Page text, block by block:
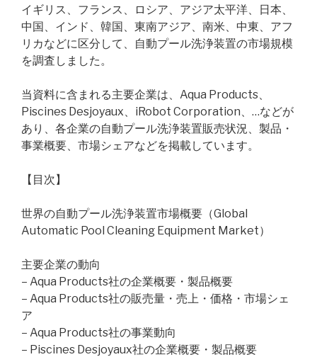
イギリス、フランス、ロシア、アジア太平洋、日本、
中国、インド、韓国、東南アジア、南米、中東、アフ
リカなどに区分して、自動プール洗浄装置の市場規模
を調査しました。
当資料に含まれる主要企業は、Aqua Products、
Piscines Desjoyaux、iRobot Corporation、…などが
あり、各企業の自動プール洗浄装置販売状況、製品・
事業概要、市場シェアなどを掲載しています。
【目次】
世界の自動プール洗浄装置市場概要（Global
Automatic Pool Cleaning Equipment Market）
主要企業の動向
– Aqua Products社の企業概要・製品概要
– Aqua Products社の販売量・売上・価格・市場シェ
ア
– Aqua Products社の事業動向
– Piscines Desjoyaux社の企業概要・製品概要